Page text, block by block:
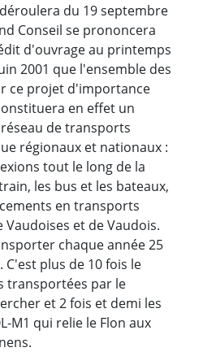
du 19 septembre
Conseil se prononcera
d'ouvrage au printemps
2001 que l'ensemble des
ce projet d'importance
en effet un
de transports
régionaux et nationaux :
tout le long de la
les bus et les bateaux,
en transports
et de Vaudois.
chaque année 25
plus de 10 fois le
transportées par le
et 2 fois et demi les
M1 qui relie le Flon aux